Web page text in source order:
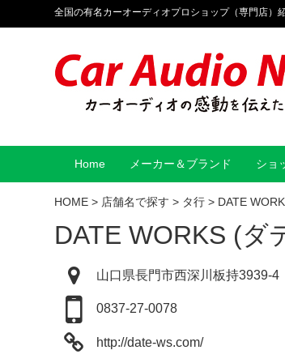
全国の有名カーオーディオプロショップ（専門店）
Home メーカー＆ブランド ショ
HOME > 店舗名で探す > タ行 > DATE
DATE WORKS (ダ
山口県長門市西深川板持3939-4
0837-27-0078
http://date-ws.com/